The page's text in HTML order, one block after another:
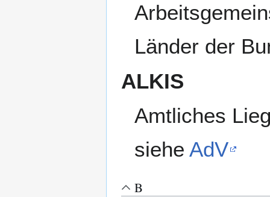
Länder der
ALKIS
Amtliches
sieheAdV
B